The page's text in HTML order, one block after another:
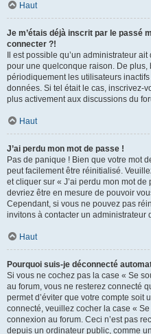
Haut
Je m’étais déjà inscrit par le passé
connecter ?!
Il est possible qu’un administrateur
pour une quelconque raison. De
périodiquement les utilisateurs
données. Si tel était le cas, inscrivez-
plus activement aux discussions du
Haut
J’ai perdu mon mot de passe !
Pas de panique ! Bien que votre mot
peut facilement être réinitialisé.
et cliquer sur « J’ai perdu mon mot
devriez être en mesure de pouvoir
Cependant, si vous ne pouvez pas
invitons à contacter un administrateur
Haut
Pourquoi suis-je déconnecté
Si vous ne cochez pas la case « Se
au forum, vous ne resterez connecté
permet d’éviter que votre compte soit
connecté, veuillez cocher la case «
connexion au forum. Ceci n’est pas
depuis un ordinateur public, comme